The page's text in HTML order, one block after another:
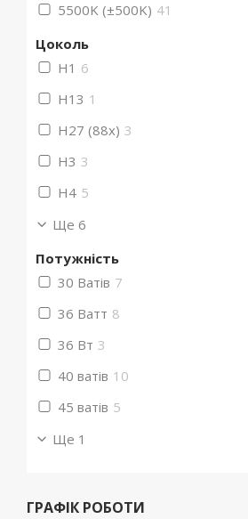
5500K (±500K) 41
Цоколь
H1 6
H13 1
H27 (88x) 3
H3 3
H4 5
Ще 6
Потужність
30 Ватів 7
36 Ватт 8
36 Вт 3
40 ватів 10
45 ватів 5
Ще 1
ГРАФІК РОБОТИ